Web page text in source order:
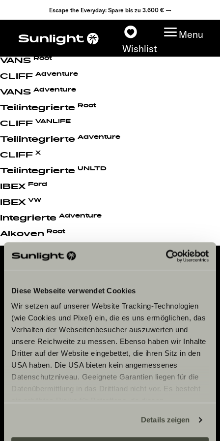
Diese Webseite verwendet Cookies
Wir setzen auf unserer Website Tracking-Technologien
(wie Cookies und Pixel) ein, die es uns ermöglichen, das
Verhalten der Webseitenbesucher auszuwerten und
unsere Reichweite zu messen. Ebenso haben wir Inhalte
Dritter auf der Website eingebettet, die ihren Sitz in den
USA haben. Die USA bieten kein angemessenes
Datenschutzniveau. Geeignete Garantien liegen für die
Datenübermittlung in das Drittland nicht vor. Es besteht
zustehen. Eingesetzte Dienstleister können Daten für
eigene Zwecke verarbeiten und mit anderen Daten
Details zeigen
Escape the Everyday: Spare bis zu 3.600 € →
Wishlist
Menu
Modelle
Konfigurator
Fahrzeugfinder
Händlersuche
Explore
Service
Sunlight Models Archive
CLIFFRoot
VANS Root
CLIFF Adventure
VANS Adventure
Teilintegrierte Root
CLIFF VANLIFE
Teilintegrierte Adventure
CLIFF X
Teilintegrierte UNLTD
IBEX Ford
IBEX VW
Integrierte Adventure
Alkoven Root
Adventure
Now.
Sunlight GmbH
Ölmühlestraße 6
88299 Leutkirch
Germany
SERVICE
RICHTLINIEN
Impressum